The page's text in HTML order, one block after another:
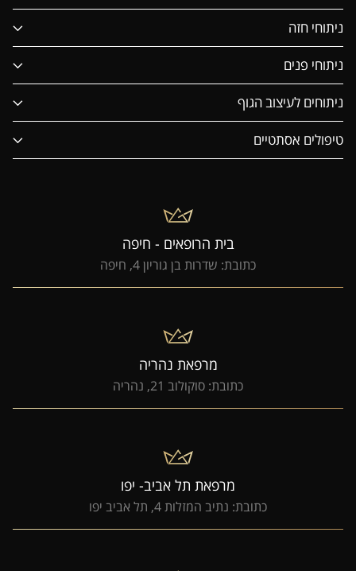
ניתוחי חזה
ניתוחי פנים
ניתוחים לעיצוב הגוף
טיפולים אסתטיים
בית הרופאים - חיפה
כתובת: שדרות בן גוריון 4, חיפה
מרפאת נהריה
כתובת: סוקולוב 21, נהריה
מרפאת תל אביב- יפו
כתובת: נתיב המזלות 4, תל אביב יפו